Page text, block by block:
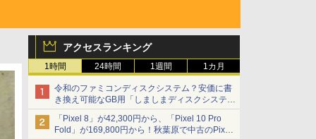
アクセスランキング
1時間 24時間 1週間 1カ月
令和のファミコンディスクシステム？安価に書
き換え可能なGB用「しましまディスクシステ
ム」
「Pixel 8」が42,300円から、「Pixel 10 Pro
Fold」が169,800円から！秋葉原で中古のPixel